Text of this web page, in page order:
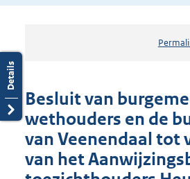
Besluit van
wethouders en de
van Veenendaal tot
van het